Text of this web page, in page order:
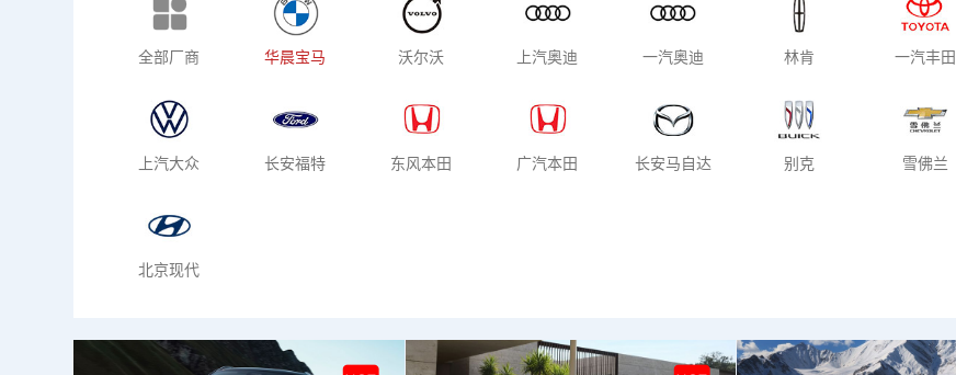
全部厂商 华晨宝马 沃尔沃 上汽奥迪 一汽奥迪 林肯 一汽丰田
上汽大众 长安福特 东风本田 广汽本田 长安马自达 别克 雪佛兰
北京现代